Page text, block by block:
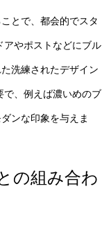
とで、都会的でスタ
アやポストなどにブル
洗練されたデザイン
で、例えば濃いめのブ
ンな印象を与えま
の組み合わ